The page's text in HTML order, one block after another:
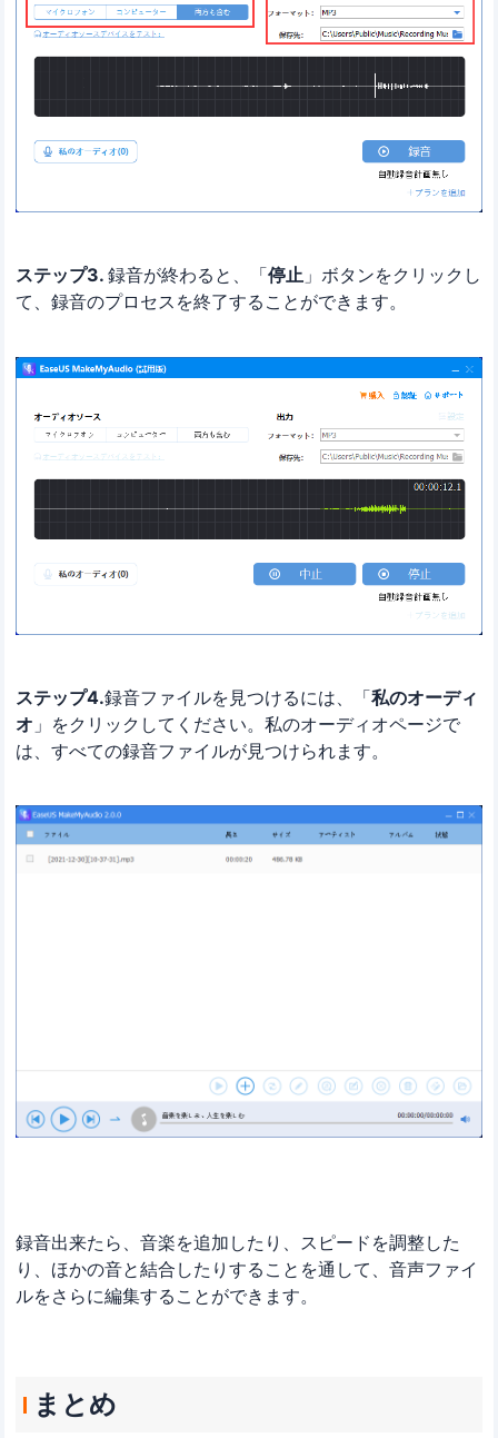
ステップ3.録音が終わると、「停止 」ボタンをクリックし
て、録音のプロセスを終了することができます。
ステップ4.録音ファイルを見つけるには、「私のオーディ
オ 」をクリックしてください。私のオーディオページで
は、すべての録音ファイルが見つけられます。
録音出来たら、音楽を追加したり、スピードを調整した
り、ほかの音と結合したりすることを通して、音声ファイ
ルをさらに編集することができます。
まとめ